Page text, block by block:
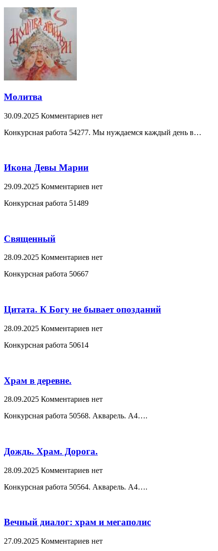
Молитва
30.09.2025 Комментариев нет
Конкурсная работа 54277. Мы нуждаемся каждый день в…
Икона Девы Марии
29.09.2025 Комментариев нет
Конкурсная работа 51489
Священный
28.09.2025 Комментариев нет
Конкурсная работа 50667
Цитата. К Богу не бывает опозданий
28.09.2025 Комментариев нет
Конкурсная работа 50614
Храм в деревне.
28.09.2025 Комментариев нет
Конкурсная работа 50568. Акварель. А4….
Дождь. Храм. Дорога.
28.09.2025 Комментариев нет
Конкурсная работа 50564. Акварель. А4….
Вечный диалог: храм и мегаполис
27.09.2025 Комментариев нет